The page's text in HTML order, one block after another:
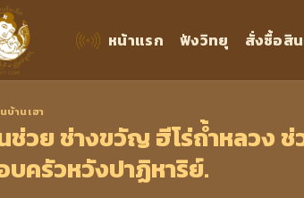
หน้าแรก ฟังวิทยุ สั่งซื้อสิ
บ้านเฮา
ช่วย ช่างขวัญ ฮีโร่ถ้ำหลวง
บครัวหวังปาฏิหาริย์.